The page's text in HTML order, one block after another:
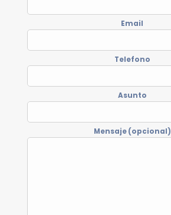
Email
Telefono
Asunto
Mensaje (opcional)